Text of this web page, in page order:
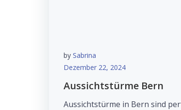
by Sabrina
Dezember 22, 2024
Aussichtstürme Bern
Aussichtstürme in Bern sind